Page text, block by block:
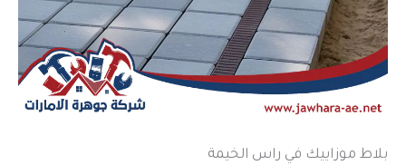
بلاط موزاييك في راس الخيمة